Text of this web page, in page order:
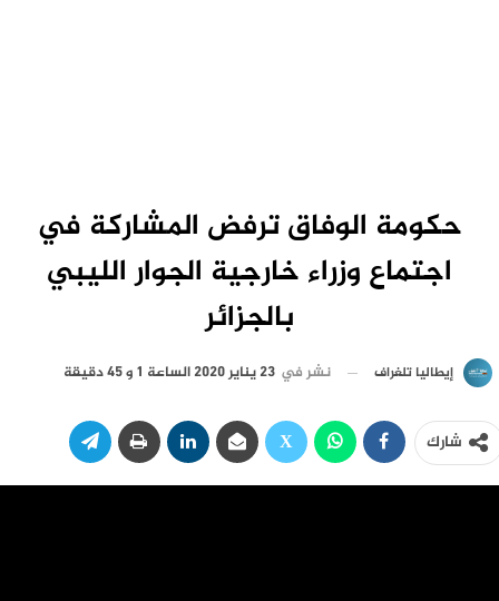
حكومة الوفاق ترفض المشاركة في
اجتماع وزراء خارجية الجوار الليبي
بالجزائر
إيطاليا تلغراف نشر في 23 يناير 2020 الساعة 1 و 45 دقيقة
شارك